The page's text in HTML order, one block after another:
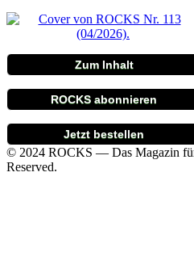
Zum Inhalt
ROCKS abonnieren
Jetzt bestellen
© 2024 ROCKS — Das Magazin
Reserved.